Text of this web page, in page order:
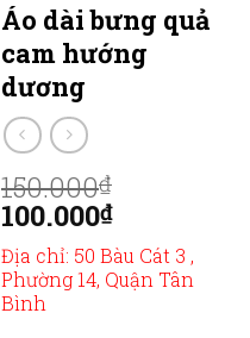
Áo dài bưng quả
cam hướng
dương
150.000₫
100.000₫
Địa chỉ: 50 Bàu Cát 3 ,
Phường 14, Quận Tân
Bình